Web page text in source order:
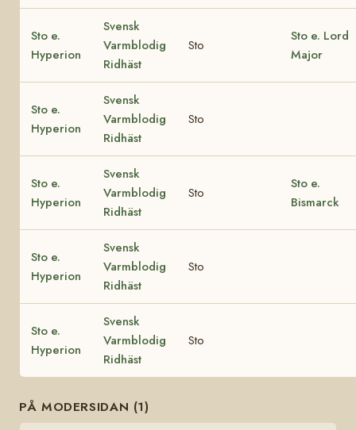
Sto e.
Hyperion
Svensk
Varmblodig
Ridhäst
Sto
Sto e. Lord
Major
Sto e.
Hyperion
Svensk
Varmblodig
Ridhäst
Sto
Sto e.
Hyperion
Svensk
Varmblodig
Ridhäst
Sto
Sto e.
Bismarck
Sto e.
Hyperion
Svensk
Varmblodig
Ridhäst
Sto
Sto e.
Hyperion
Svensk
Varmblodig
Ridhäst
Sto
PÅ MODERSIDAN (1)